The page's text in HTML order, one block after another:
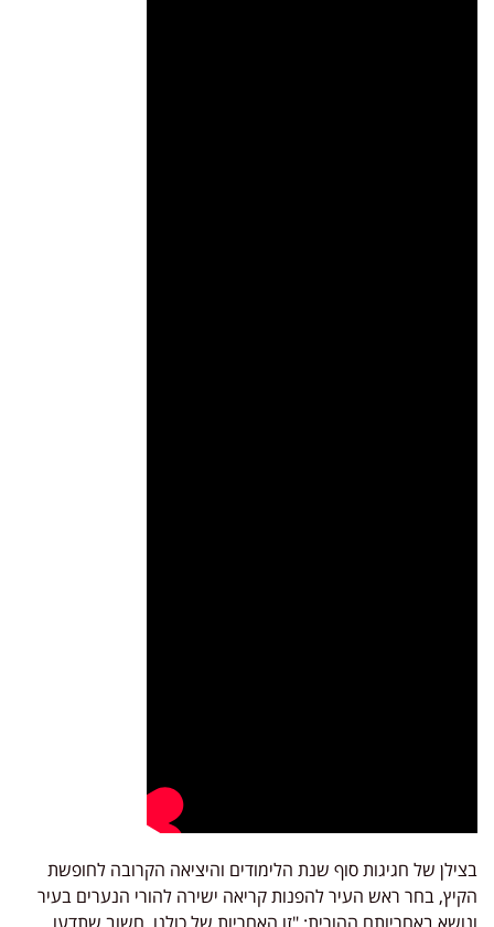
בצילן של חגיגות סוף שנת הלימודים והיציאה הקרובה לחופשת
הקיץ, בחר ראש העיר להפנות קריאה ישירה להורי הנערים בעיר